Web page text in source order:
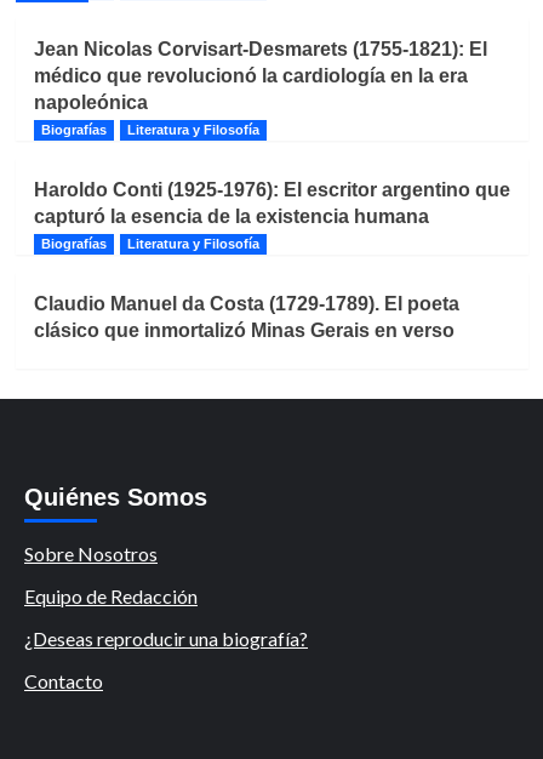
Jean Nicolas Corvisart-Desmarets (1755-1821): El
médico que revolucionó la cardiología en la era
napoleónica
Biografías Literatura y Filosofía
Haroldo Conti (1925-1976): El escritor argentino que
capturó la esencia de la existencia humana
Biografías Literatura y Filosofía
Claudio Manuel da Costa (1729-1789). El poeta
clásico que inmortalizó Minas Gerais en verso
Quiénes Somos
Sobre Nosotros
Equipo de Redacción
¿Deseas reproducir una biografía?
Contacto